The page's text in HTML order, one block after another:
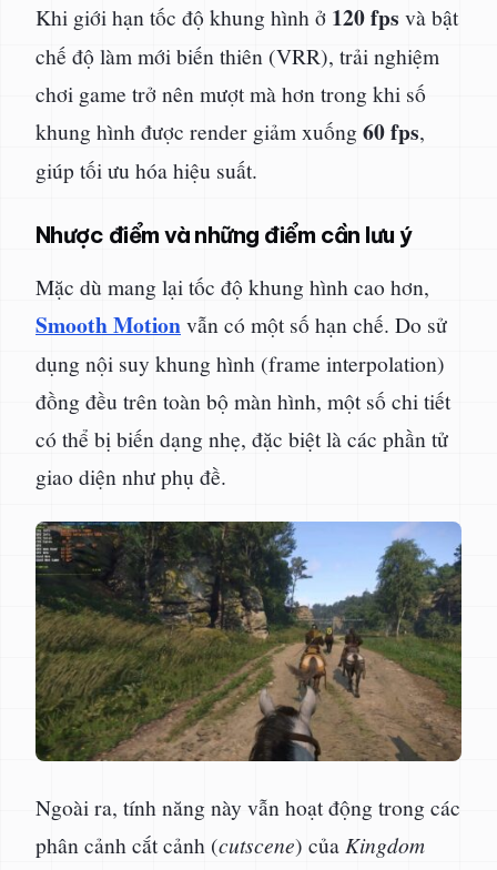
Khi giới hạn tốc độ khung hình ở 120 fps và bật
chế độ làm mới biến thiên (VRR), trải nghiệm
chơi game trở nên mượt mà hơn trong khi số
khung hình được render giảm xuống60 fps,
giúp tối ưu hóa hiệu suất.
Nhược điểm và những điểm cần lưu ý
Mặc dù mang lại tốc độ khung hình cao hơn,
Smooth Motionvẫn có một số hạn chế. Do sử
dụng nội suy khung hình (frame interpolation)
đồng đều trên toàn bộ màn hình, một số chi tiết
có thể bị biến dạng nhẹ, đặc biệt là các phần tử
giao diện như phụ đề.
Ngoài ra, tính năng này vẫn hoạt động trong các
phân cảnh cắt cảnh (cutscene) của Kingdom